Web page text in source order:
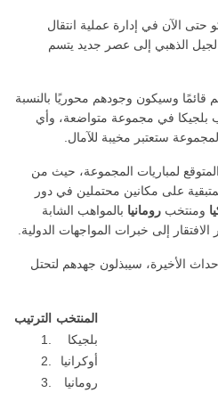
حتى الآن في إدارة عملية انتقال
الذهبي إلى عصر جديد يتسم
قائمًا وسيكون وجودهم محوريًا بالنسبة
بلجيكا في مجموعة متواضعة، وأي
ستعتبر مخيبة للآمال.
لمباريات المجموعة، حيث من
على مكانين محتملين في دور
ومنتخب رومانيا بالمواهب الشابة
إلى خبرات المواجهات الدولية.
الأخيرة، سيبذلون جهدهم لتحتل
الترتيب
المنتخب
1.
بلجيكا
2.
أوكرانيا
3.
رومانيا